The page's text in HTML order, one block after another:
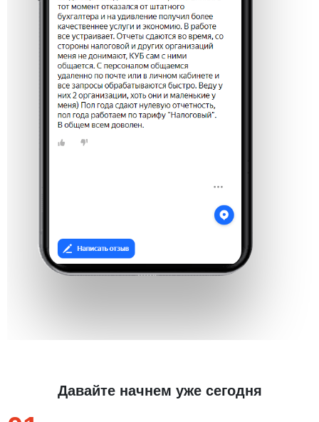
Давайте начнем уже сегодня